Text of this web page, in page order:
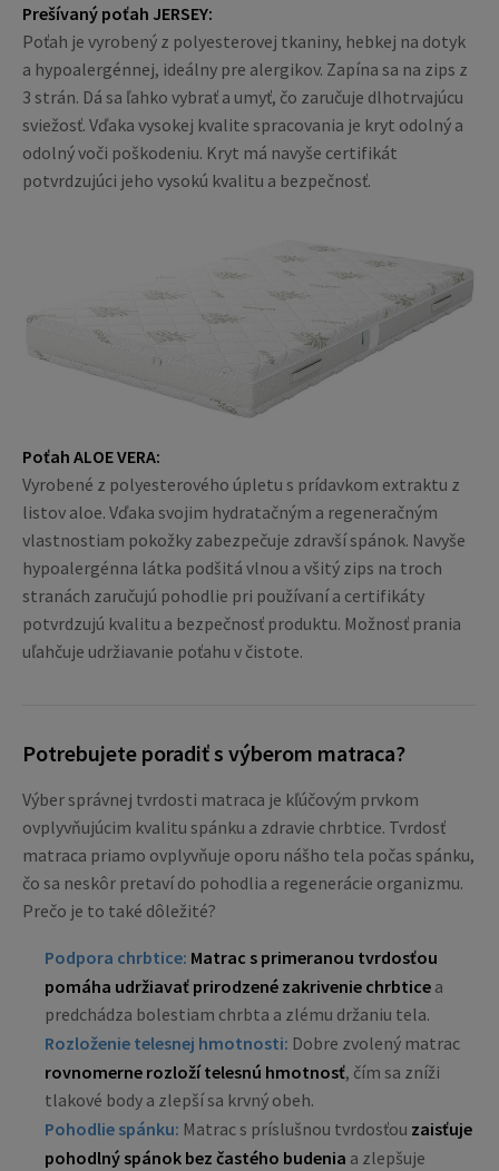
Prešívaný poťah JERSEY:
Poťah je vyrobený z polyesterovej tkaniny, hebkej na dotyk
a hypoalergénnej, ideálny pre alergikov. Zapína sa na zips z
3 strán. Dá sa ľahko vybrať a umyť, čo zaručuje dlhotrvajúcu
sviežosť. Vďaka vysokej kvalite spracovania je kryt odolný a
odolný voči poškodeniu. Kryt má navyše certifikát
potvrdzujúci jeho vysokú kvalitu a bezpečnosť.
Poťah ALOE VERA:
Vyrobené z polyesterového úpletu s prídavkom extraktu z
listov aloe. Vďaka svojim hydratačným a regeneračným
vlastnostiam pokožky zabezpečuje zdravší spánok. Navyše
hypoalergénna látka podšitá vlnou a všitý zips na troch
stranách zaručujú pohodlie pri používaní a certifikáty
potvrdzujú kvalitu a bezpečnosť produktu. Možnosť prania
uľahčuje udržiavanie poťahu v čistote.
Potrebujete poradiť s výberom matraca?
Výber správnej tvrdosti matraca je kľúčovým prvkom
ovplyvňujúcim kvalitu spánku a zdravie chrbtice. Tvrdosť
matraca priamo ovplyvňuje oporu nášho tela počas spánku,
čo sa neskôr pretaví do pohodlia a regenerácie organizmu.
Prečo je to také dôležité?
Podpora chrbtice: Matrac s primeranou tvrdosťou
pomáha udržiavať prirodzené zakrivenie chrbtice a
predchádza bolestiam chrbta a zlému držaniu tela.
Rozloženie telesnej hmotnosti: Dobre zvolený matrac
rovnomerne rozloží telesnú hmotnosť, čím sa zníži
tlakové body a zlepší sa krvný obeh.
Pohodlie spánku: Matrac s príslušnou tvrdosťou zaisťuje
pohodlný spánok bez častého budenia a zlepšuje